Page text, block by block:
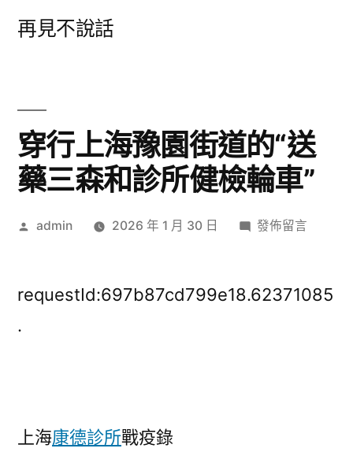
再見不說話
穿行上海豫園街道的“送
藥三森和診所健檢輪車”
作
admin 2026 年 1 月 30 日
在
上
發佈留言
requestId:697b87cd799e18.62371085
.
上海康德診所戰疫錄